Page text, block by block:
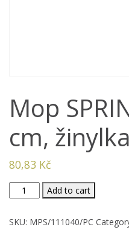
Mop
cm, žinylka
80,83 Kč
Mop
40
Add to cart
SKU: MPS/111040/PC